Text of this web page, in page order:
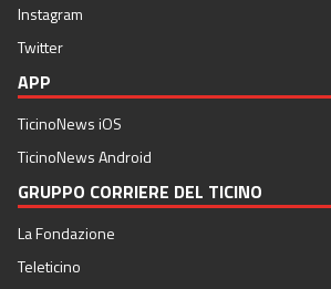
Instagram
Twitter
APP
TicinoNews iOS
TicinoNews Android
GRUPPO CORRIERE DEL TICINO
La Fondazione
Teleticino